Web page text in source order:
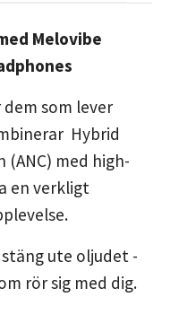
Melovibe
som lever
Hybrid
(ANC) med high-
en verkligt
ute oljudet -
rör sig med dig.